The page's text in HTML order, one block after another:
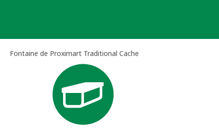
Fontaine de Proximart Traditional Cache